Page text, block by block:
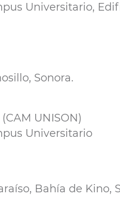
Universitario,
Sonora.
UNISON)
Universitario
Bahía de Kino,